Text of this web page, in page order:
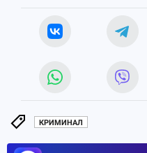
КРИМИНАЛ